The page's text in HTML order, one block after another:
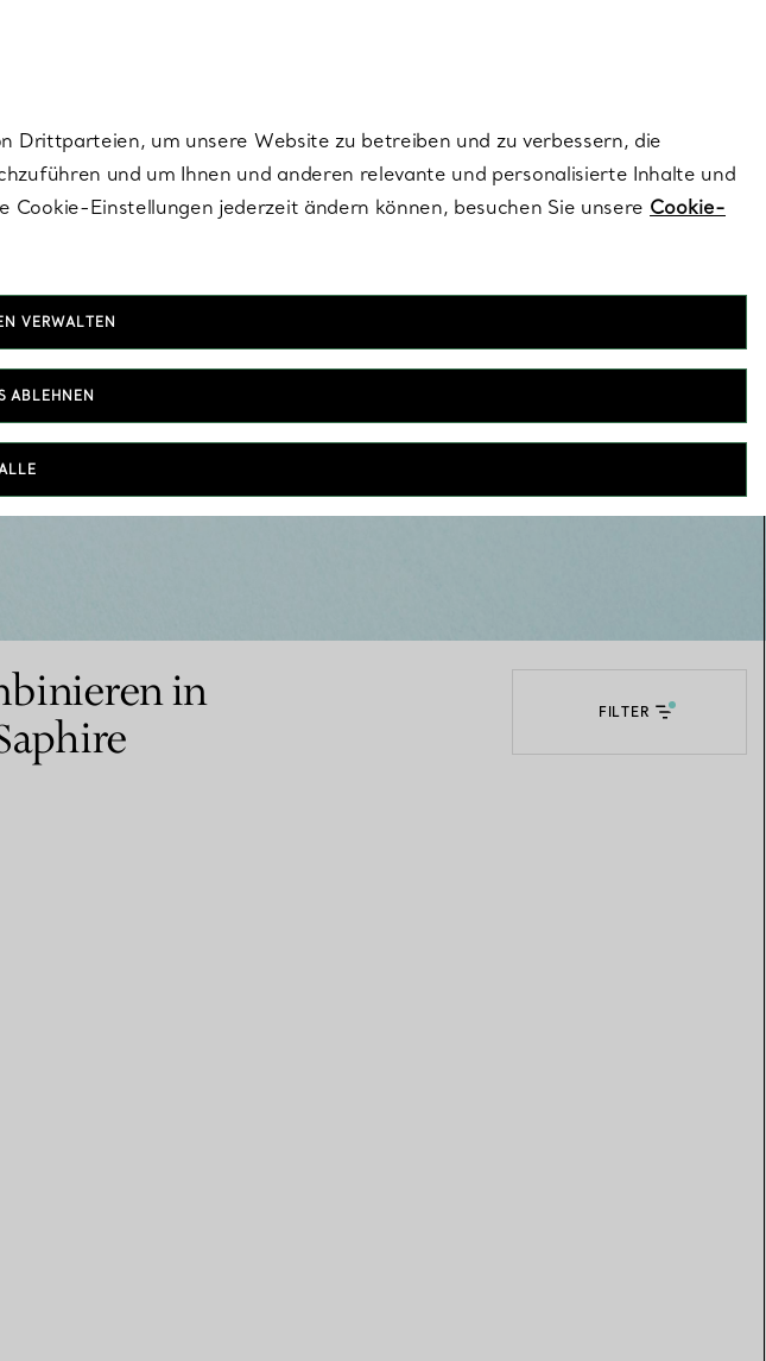
Ringe zum Kombinieren
Mit kombinierbaren Designs ist mehr tatsächlich mehr. Atemberaubende
Diamantringe sowie Eheringe und Ringe in 18 Karat Gelb- und Roségold – die
in
FILTER
Drittparteien, um unsere Website zu betreiben und zu verbessern, die
und um Ihnen und anderen relevante und personalisierte Inhalte und
Einstellungen jederzeit ändern können, besuchen Sie unsere Cookie-
VERWALTEN
ABLEHNEN